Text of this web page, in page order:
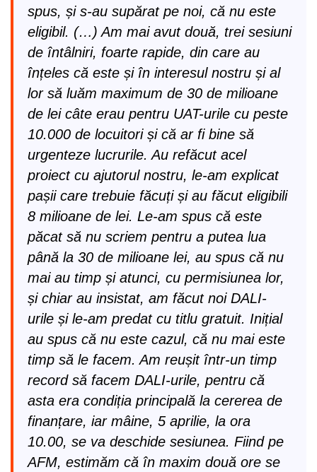
spus, și s-au supărat pe noi, că nu este
eligibil. (…) Am mai avut două, trei sesiuni
de întâlniri, foarte rapide, din care au
înțeles că este și în interesul nostru și al
lor să luăm maximum de 30 de milioane
de lei câte erau pentru UAT-urile cu peste
10.000 de locuitori și că ar fi bine să
urgenteze lucrurile. Au refăcut acel
proiect cu ajutorul nostru, le-am explicat
pașii care trebuie făcuți și au făcut eligibili
8 milioane de lei. Le-am spus că este
păcat să nu scriem pentru a putea lua
până la 30 de milioane lei, au spus că nu
mai au timp și atunci, cu permisiunea lor,
și chiar au insistat, am făcut noi DALI-
urile și le-am predat cu titlu gratuit. Inițial
au spus că nu este cazul, că nu mai este
timp să le facem. Am reușit într-un timp
record să facem DALI-urile, pentru că
asta era condiția principală la cererea de
finanțare, iar mâine, 5 aprilie, la ora
10.00, se va deschide sesiunea. Fiind pe
AFM, estimăm că în maxim două ore se